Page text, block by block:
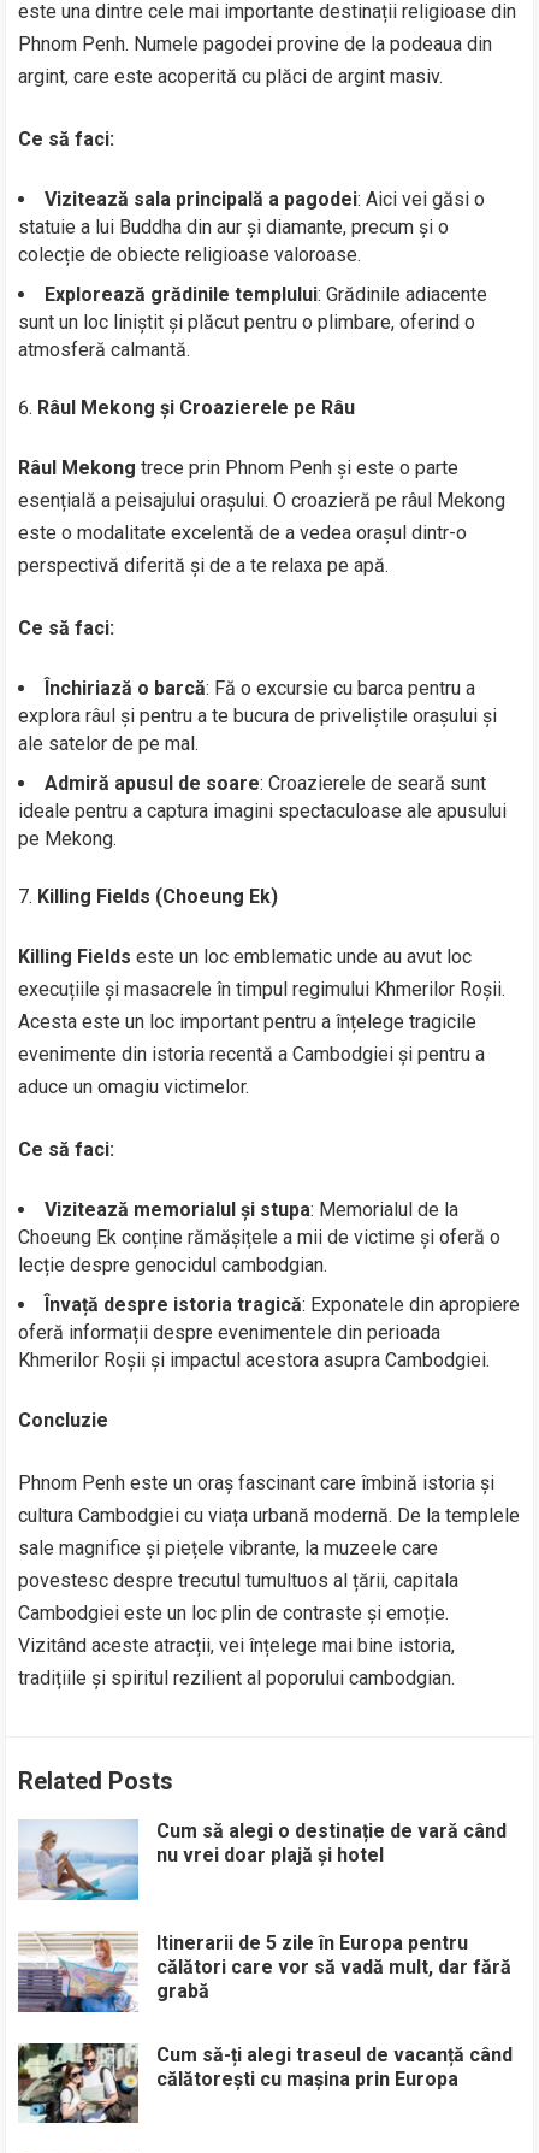
este una dintre cele mai importante destinații religioase din
Phnom Penh. Numele pagodei provine de la podeaua din
argint, care este acoperită cu plăci de argint masiv.
Ce să faci:
Vizitează sala principală a pagodei: Aici vei găsi o
statuie a lui Buddha din aur și diamante, precum și o
colecție de obiecte religioase valoroase.
Explorează grădinile templului: Grădinile adiacente
sunt un loc liniștit și plăcut pentru o plimbare, oferind o
atmosferă calmantă.
Râul Mekong și Croazierele pe Râu
Râul Mekong trece prin Phnom Penh și este o parte
esențială a peisajului orașului. O croazieră pe râul Mekong
este o modalitate excelentă de a vedea orașul dintr-o
perspectivă diferită și de a te relaxa pe apă.
Ce să faci:
Închiriază o barcă: Fă o excursie cu barca pentru a
explora râul și pentru a te bucura de priveliștile orașului și
ale satelor de pe mal.
Admiră apusul de soare: Croazierele de seară sunt
ideale pentru a captura imagini spectaculoase ale apusului
pe Mekong.
Killing Fields (Choeung Ek)
Killing Fields este un loc emblematic unde au avut loc
execuțiile și masacrele în timpul regimului Khmerilor Roșii.
Acesta este un loc important pentru a înțelege tragicile
evenimente din istoria recentă a Cambodgiei și pentru a
aduce un omagiu victimelor.
Ce să faci:
Vizitează memorialul și stupa: Memorialul de la
Choeung Ek conține rămășițele a mii de victime și oferă o
lecție despre genocidul cambodgian.
Învață despre istoria tragică: Exponatele din apropiere
oferă informații despre evenimentele din perioada
Khmerilor Roșii și impactul acestora asupra Cambodgiei.
Concluzie
Phnom Penh este un oraș fascinant care îmbină istoria și
cultura Cambodgiei cu viața urbană modernă. De la templele
sale magnifice și piețele vibrante, la muzeele care
povestesc despre trecutul tumultuos al țării, capitala
Cambodgiei este un loc plin de contraste și emoție.
Vizitând aceste atracții, vei înțelege mai bine istoria,
tradițiile și spiritul rezilient al poporului cambodgian.
Related Posts
Cum să alegi o destinație de vară când
nu vrei doar plajă și hotel
Itinerarii de 5 zile în Europa pentru
călători care vor să vadă mult, dar fără
grabă
Cum să-ți alegi traseul de vacanță când
călătorești cu mașina prin Europa